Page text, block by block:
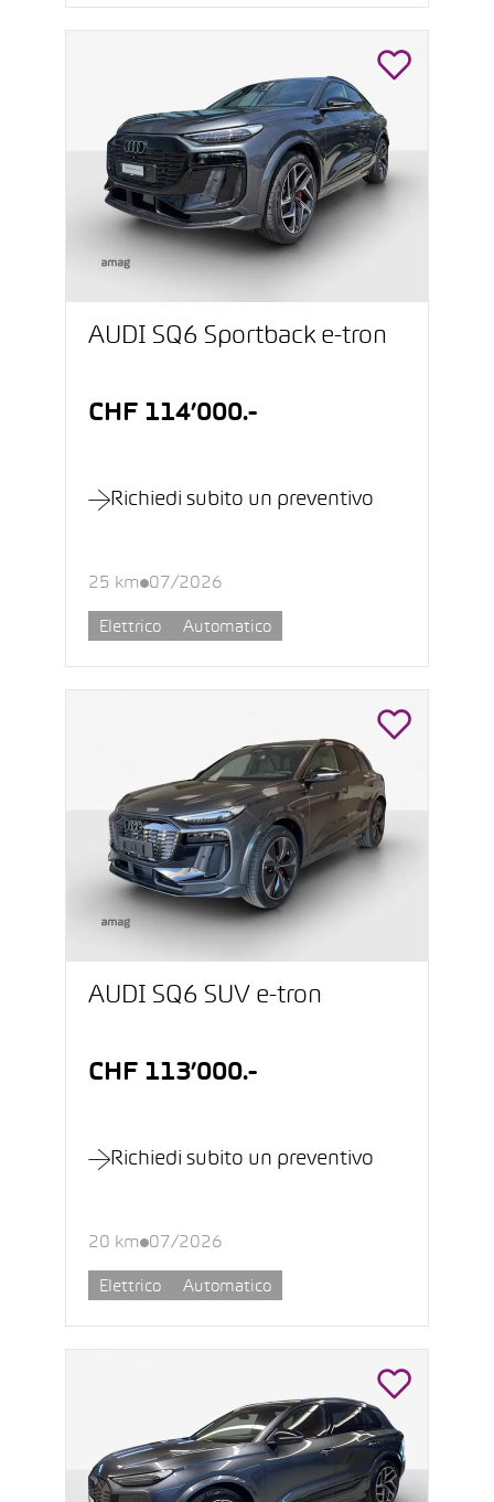
AUDI SQ6 Sportback e-tron
CHF 114’000.-
Richiedi subito un preventivo
25 km 07/2026
Elettrico Automatico
AUDI SQ6 SUV e-tron
CHF 113’000.-
Richiedi subito un preventivo
20 km 07/2026
Elettrico Automatico